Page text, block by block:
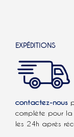
EXPÉDITIONS
contactez-nous
complète pour
les 24h après